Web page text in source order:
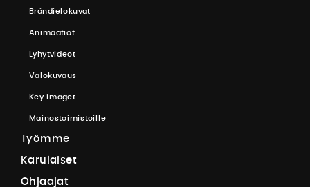
Brändie o kuvat
Animaati ot
Ly hytvi deot
Va okuvaus
Key i maget
Mainostoimi stoi e
Työm me
Ka ru la set
Oh jaa jat